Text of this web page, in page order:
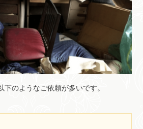
下のようなご依頼が多いです。